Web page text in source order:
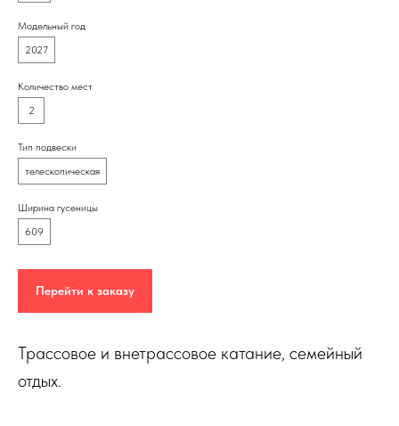
Модельный год
2027
Количество мест
2
Тип подвески
телескопическая
Ширина гусеницы
609
Перейти к заказу
Трассовое и внетрассовое катание, семейный
отдых.